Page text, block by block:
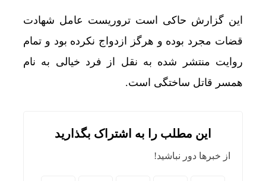
این گزارش حاکی است تروریست عامل شهادت
قضات مجرد بوده و هرگز ازدواج نکرده بود و تمام
روایت منتشر شده به نقل از فرد خیالی به نام
همسر قاتل ساختگی است.
این مطلب را به اشتراک بگذارید
از خبرها دور نباشید!